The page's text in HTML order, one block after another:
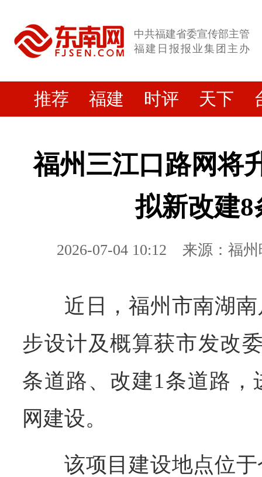
中共福建省委宣传部主管
福建日报报业集团主办
推荐 福建 时评 天下
福州三江口路网将
拟新改建8
2026-07-04 10:12 来源：福
近日，福州市南湖
步设计及概算获市发改
条道路、改建1条道路
网建设。
该项目建设地点位